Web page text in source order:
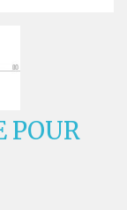
POUR